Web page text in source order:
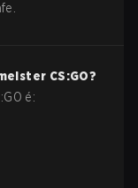
CS:GO?
é: